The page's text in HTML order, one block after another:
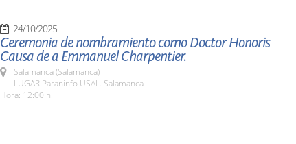
24/10/2025
Ceremonia de nombramiento como Doctor Honoris
Causa de a Emmanuel Charpentier.
Salamanca (Salamanca)
LUGAR Paraninfo USAL. Salamanca
Hora: 12:00 h.